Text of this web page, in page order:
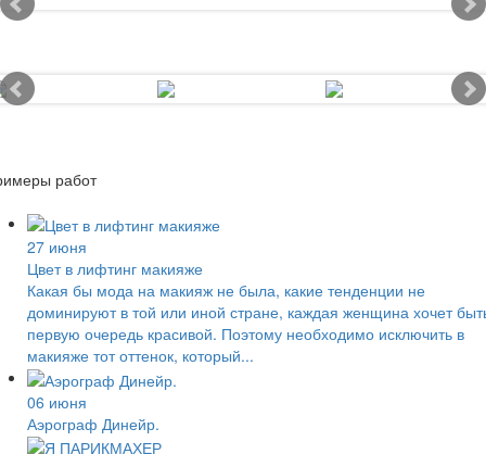
работ
27 июня
Цвет в лифтинг макияже
Какая бы мода на макияж не была, какие тенденции не
доминируют в той или иной стране, каждая женщина хочет
первую очередь красивой. Поэтому необходимо исключить в
макияже тот оттенок, который...
06 июня
Аэрограф Динейр.